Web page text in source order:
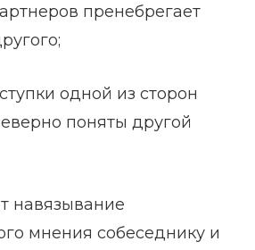
пренебрегает
одной из сторон
поняты другой
навязывание
мнения собеседнику и